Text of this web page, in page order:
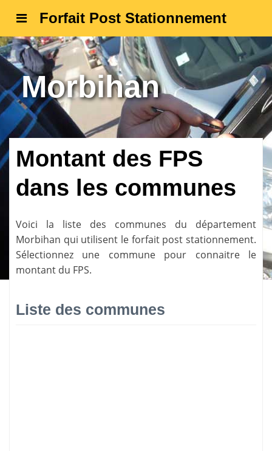
Forfait Post Stationnement
Morbihan
Montant des FPS
dans les communes
Voici la liste des communes du département
Morbihan qui utilisent le forfait post stationnement.
Sélectionnez une commune pour connaitre le
montant du FPS.
Liste des communes